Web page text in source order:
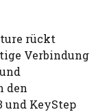
rückt
Verbindung
den
KeyStep